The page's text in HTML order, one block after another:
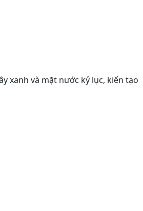
xanh và mặt nước kỷ lục, kiến tạo